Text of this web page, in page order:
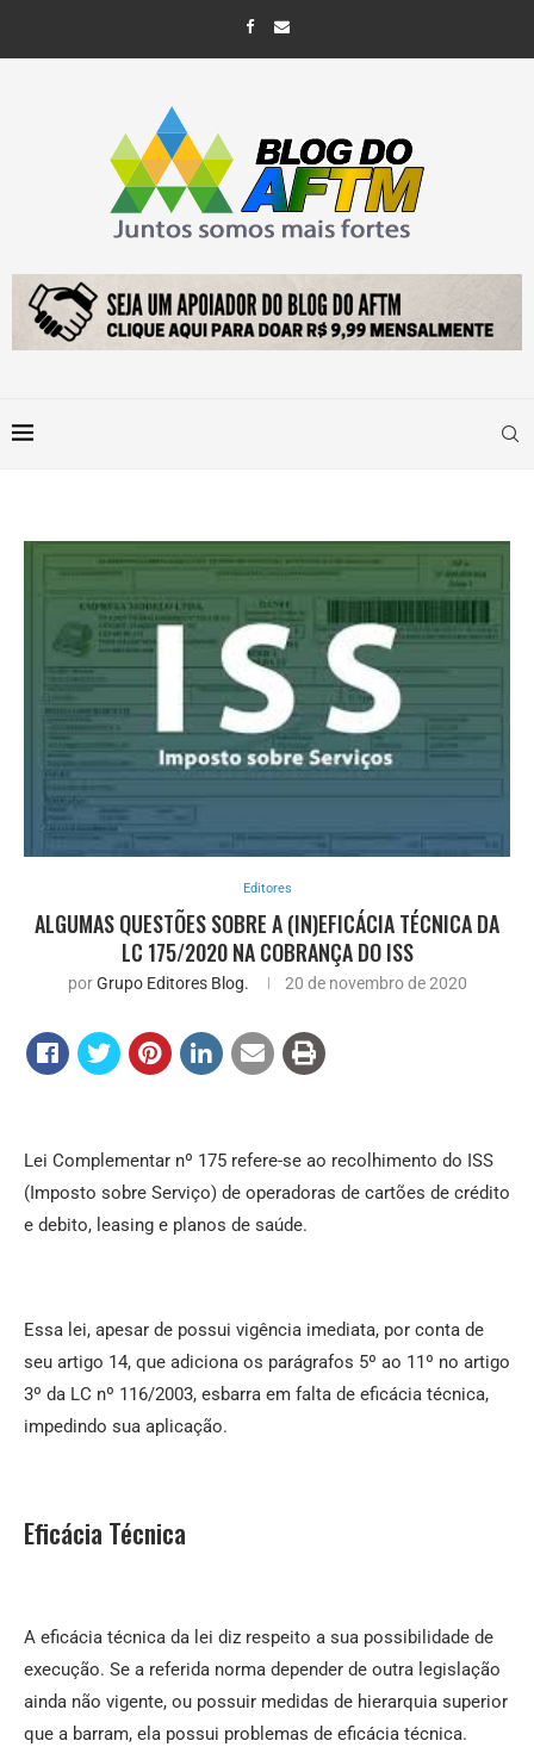
Editores
ALGUMAS QUESTÕES SOBRE A (IN)EFICÁCIA TÉCNICA DA
LC 175/2020 NA COBRANÇA DO ISS
porGrupo Editores Blog. 20 de novembro de 2020
Lei Complementar nº 175 refere-se ao recolhimento do ISS
(Imposto sobre Serviço) de operadoras de cartões de crédito
e debito, leasing e planos de saúde.
Essa lei, apesar de possui vigência imediata, por conta de
seu artigo 14, que adiciona os parágrafos 5º ao 11º no artigo
3º da LC nº 116/2003, esbarra em falta de eficácia técnica,
impedindo sua aplicação.
Eficácia Técnica
A eficácia técnica da lei diz respeito a sua possibilidade de
execução. Se a referida norma depender de outra legislação
ainda não vigente, ou possuir medidas de hierarquia superior
que a barram, ela possui problemas de eficácia técnica.